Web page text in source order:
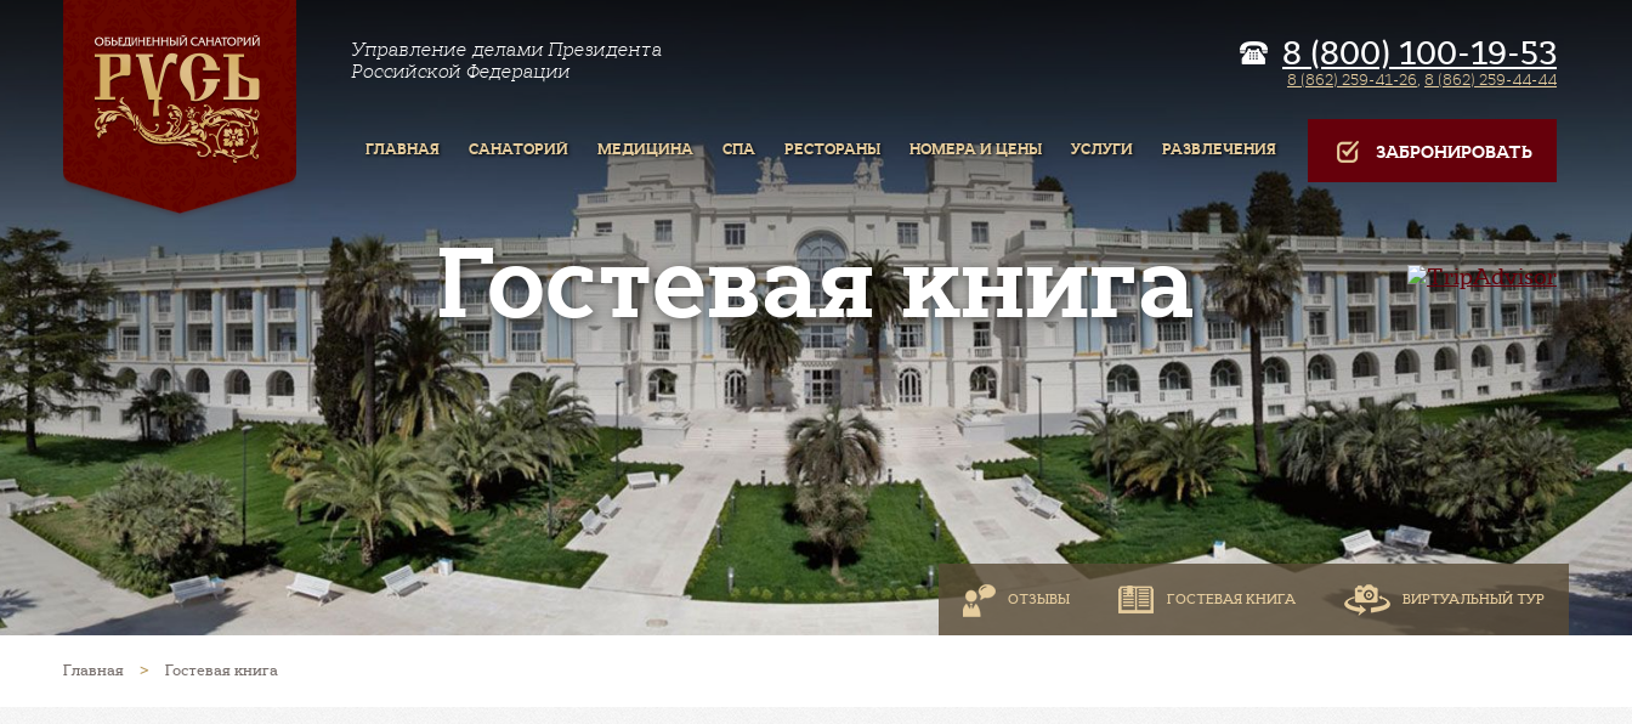
Управление делами Президента
Российской Федерации
8 (800) 100-19-53
8 (862) 259-41-26, 8 (862) 259-44-44
ГЛАВНАЯ САНАТОРИЙ МЕДИЦИНА СПА РЕСТОРАНЫ НОМЕРА И ЦЕНЫ УСЛУГИ РАЗВЛЕЧЕНИЯ ЗАБРОНИРОВАТЬ
Гостевая книга
ОТЗЫВЫ ГОСТЕВАЯ КНИГА ВИРТУАЛЬНЫЙ ТУР
Главная > Гостевая книга